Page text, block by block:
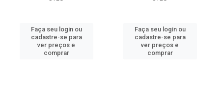
Faça seu login ou
cadastre-se para
ver preços e
comprar
Faça seu login ou
cadastre-se para
ver preços e
comprar